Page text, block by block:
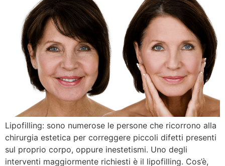
Lipofilling: sono numerose le persone che ricorrono alla
chirurgia estetica per correggere piccoli difetti presenti
sul proprio corpo, oppure inestetismi. Uno degli
interventi maggiormente richiesti è il lipofilling. Cos’è,